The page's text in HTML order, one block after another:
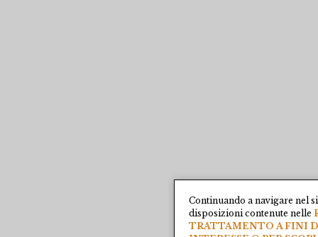
Continuando a navigare nel
disposizioni contenute nelle
TRATTAMENTO A FINI